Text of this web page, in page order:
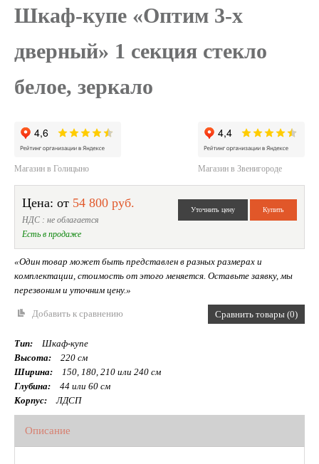
Шкаф-купе «Оптим 3-х
дверный» 1 секция стекло
белое, зеркало
Магазин в Голицыно Магазин в Звенигороде
Цена: от 54 800 руб.
НДС : не облагается
Есть в продаже
«Один товар может быть представлен в разных размерах и
комплектации, стоимость от этого меняется. Оставьте заявку, мы
перезвоним и уточним цену.»
Добавить к сравнению Сравнить товары (0)
Тип:
Шкаф-купе
Высота:
220 см
Ширина:
150, 180, 210 или 240 см
Глубина:
44 или 60 см
Корпус:
ЛДСП
Описание